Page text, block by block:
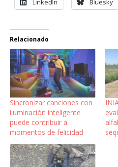
LinkedIn Bluesky
Relacionado
Sincronizar canciones con
iluminación inteligente
puede contribuir a
momentos de felicidad